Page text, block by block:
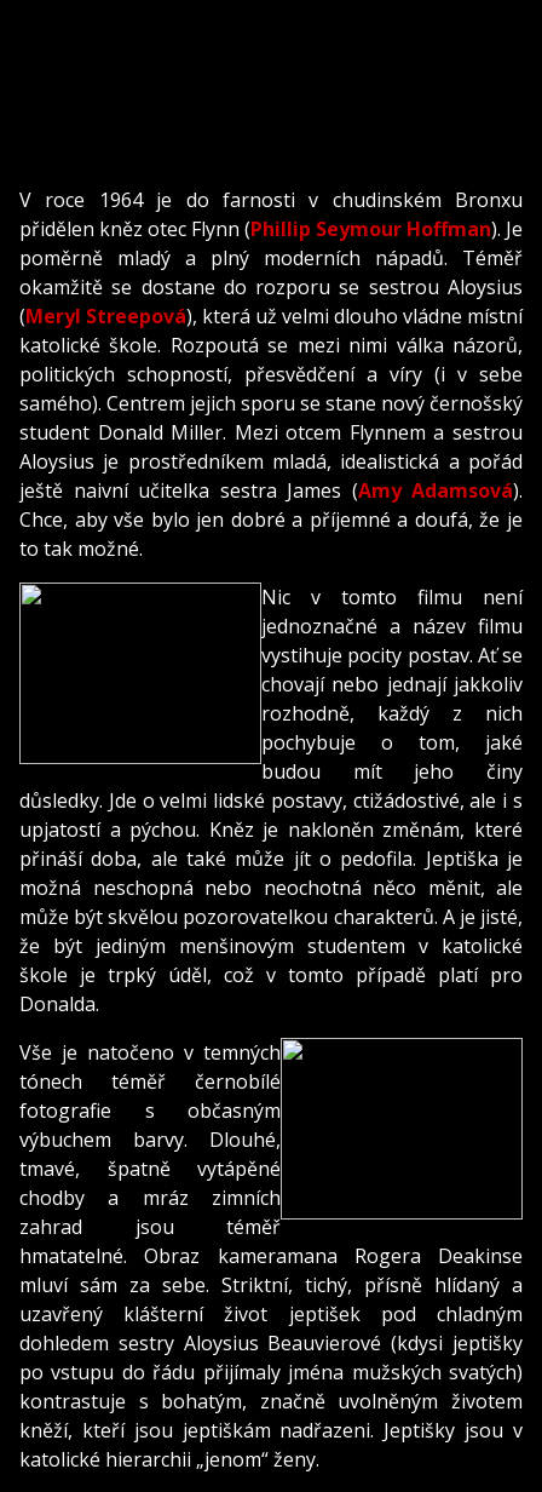
V roce 1964 je do farnosti v chudinském Bronxu
přidělen kněz otec Flynn (Phillip Seymour Hoffman). Je
poměrně mladý a plný moderních nápadů. Téměř
okamžitě se dostane do rozporu se sestrou Aloysius
(Meryl Streepová), která už velmi dlouho vládne místní
katolické škole. Rozpoutá se mezi nimi válka názorů,
politických schopností, přesvědčení a víry (i v sebe
samého). Centrem jejich sporu se stane nový černošský
student Donald Miller. Mezi otcem Flynnem a sestrou
Aloysius je prostředníkem mladá, idealistická a pořád
ještě naivní učitelka sestra James (Amy Adamsová).
Chce, aby vše bylo jen dobré a příjemné a doufá, že je
to tak možné.
Nic v tomto filmu není
jednoznačné a název filmu
vystihuje pocity postav. Ať se
chovají nebo jednají jakkoliv
rozhodně, každý z nich
pochybuje o tom, jaké
budou mít jeho činy
důsledky. Jde o velmi lidské postavy, ctižádostivé, ale i s
upjatostí a pýchou. Kněz je nakloněn změnám, které
přináší doba, ale také může jít o pedofila. Jeptiška je
možná neschopná nebo neochotná něco měnit, ale
může být skvělou pozorovatelkou charakterů. A je jisté,
že být jediným menšinovým studentem v katolické
škole je trpký úděl, což v tomto případě platí pro
Donalda.
Vše je natočeno v temných
tónech téměř černobílé
fotografie s občasným
výbuchem barvy. Dlouhé,
tmavé, špatně vytápěné
chodby a mráz zimních
zahrad jsou téměř
hmatatelné. Obraz kameramana Rogera Deakinse
mluví sám za sebe. Striktní, tichý, přísně hlídaný a
uzavřený klášterní život jeptišek pod chladným
dohledem sestry Aloysius Beauvierové (kdysi jeptišky
po vstupu do řádu přijímaly jména mužských svatých)
kontrastuje s bohatým, značně uvolněným životem
kněží, kteří jsou jeptiškám nadřazeni. Jeptišky jsou v
katolické hierarchii „jenom“ ženy.